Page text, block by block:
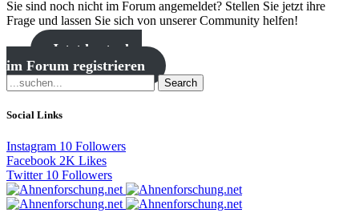
Sie sind noch nicht im Forum angemeldet? Stellen Sie jetzt ihre
Frage und lassen Sie sich von unserer Community helfen!
Jetzt kostenlos
im Forum registrieren
Search
Social Links
Instagram 10 Followers
Facebook 2K Likes
Twitter 10 Followers